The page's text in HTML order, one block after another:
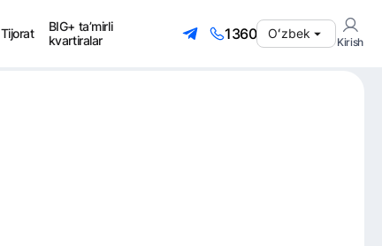
Tijorat
BIG+ ta’mirli
kvartiralar
1360 Оʻzbek
Kirish